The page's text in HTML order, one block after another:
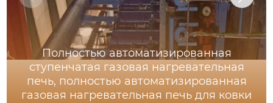
Полностью автоматизированная
ступенчатая газовая нагревательная
печь, полностью автоматизированная
газовая нагревательная печь для ковки